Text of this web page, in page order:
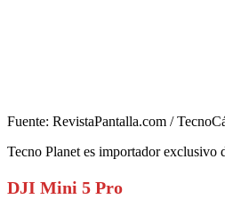
Fuente: RevistaPantalla.com /
Tecno Planet es importador exclusivo
DJI Mini 5 Pro